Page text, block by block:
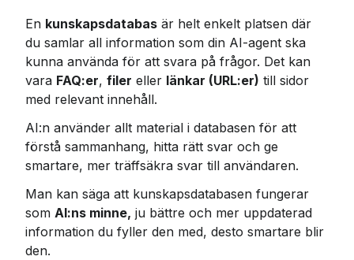
En kunskapsdatabas är helt enkelt platsen där
du samlar all information som din AI-agent ska
kunna använda för att svara på frågor. Det kan
vara FAQ:er, filer eller länkar (URL:er) till sidor
med relevant innehåll.
AI:n använder allt material i databasen för att
förstå sammanhang, hitta rätt svar och ge
smartare, mer träffsäkra svar till användaren.
Man kan säga att kunskapsdatabasen fungerar
som AI:ns minne, ju bättre och mer uppdaterad
information du fyller den med, desto smartare blir
den.